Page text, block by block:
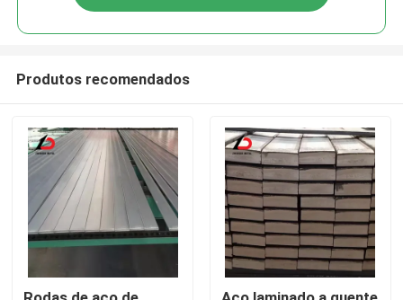
Produtos recomendados